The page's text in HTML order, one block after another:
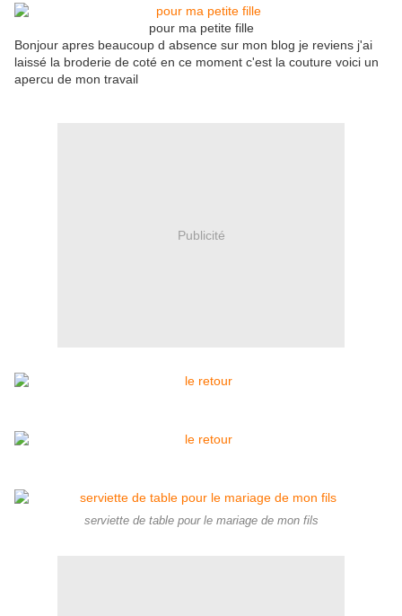
pour ma petite fille
Bonjour apres beaucoup d absence sur mon blog je reviens j'ai
laissé la broderie de coté en ce moment c'est la couture voici un
apercu de mon travail
Publicité
serviette de table pour le mariage de mon fils